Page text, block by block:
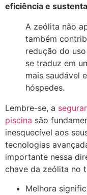
eficiência e
A zeólita não
também
redução do
se traduz em
mais saudável
hóspedes.
Lembre-se, a
piscina são
inesquecível aos
tecnologias
importante nessa
chave da zeólita no
Melhora